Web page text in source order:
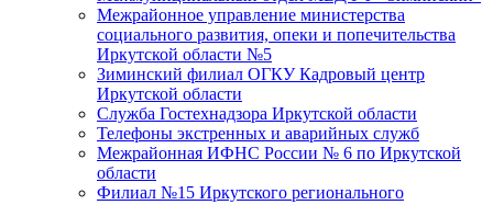
Межрайонное управление министерства
социального развития, опеки и попечительства
Иркутской области №5
Зиминский филиал ОГКУ Кадровый центр
Иркутской области
Служба Гостехнадзора Иркутской области
Телефоны экстренных и аварийных служб
Межрайонная ИФНС России № 6 по Иркутской
области
Филиал №15 Иркутского регионального